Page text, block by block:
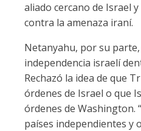
aliado cercano de Israel
contra la amenaza iraní.
Netanyahu, por su
independencia israelí
Rechazó la idea de que
órdenes de Israel o que
órdenes de Washington.
países independientes y